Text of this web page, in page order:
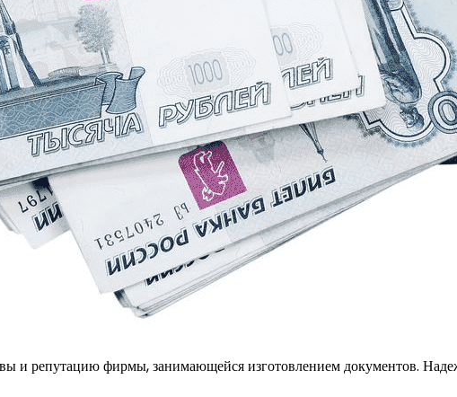
и репутацию фирмы, занимающейся изготовлением документов.